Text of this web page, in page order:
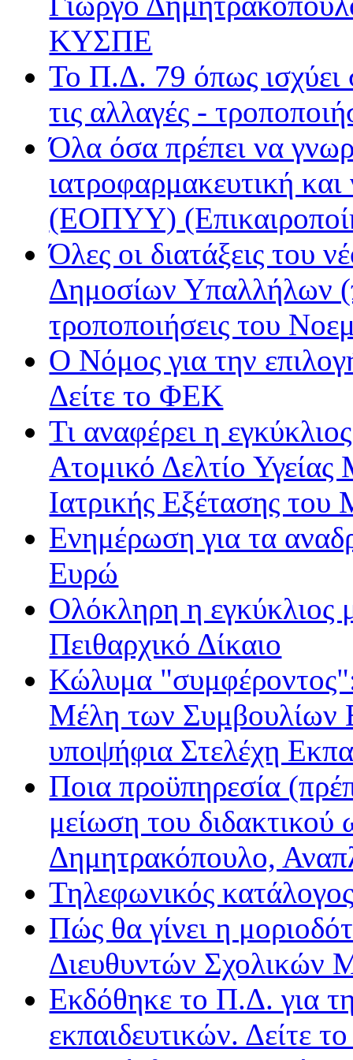
Ε.ΡΑ. Τρίτο
Εν Λευκώ
Μινόρε FM
ΝΕΤ
Ράδιο Άστυ
Ρυθμός
ΚΥΣΠΕ
Το Π.Δ. 79 όπως ισχύει
τις αλλαγές -
Όλα όσα πρέπει να
ιατροφαρμακευτική
(ΕΟΠΥΥ)
Όλες οι διατάξεις του
Δημοσίων Υπαλλήλων
τροποποιήσεις του
Ο Νόμος για την
Δείτε το ΦΕΚ
Τι αναφέρει η
Ατομικό Δελτίο
Ιατρικής Εξέτασης
Ενημέρωση για τα
Ευρώ
Ολόκληρη η εγκύκλιος
Πειθαρχικό Δίκαιο
Κώλυμα "συμφέροντος":
Μέλη των Συμβουλίων
υποψήφια Στελέχη
Ποια προϋπηρεσία
μείωση του
Δημητρακόπουλο,
Τηλεφωνικός
Πώς θα γίνει η
Διευθυντών Σχολικών
Εκδόθηκε το Π.Δ. για
εκπαιδευτικών. Δείτε